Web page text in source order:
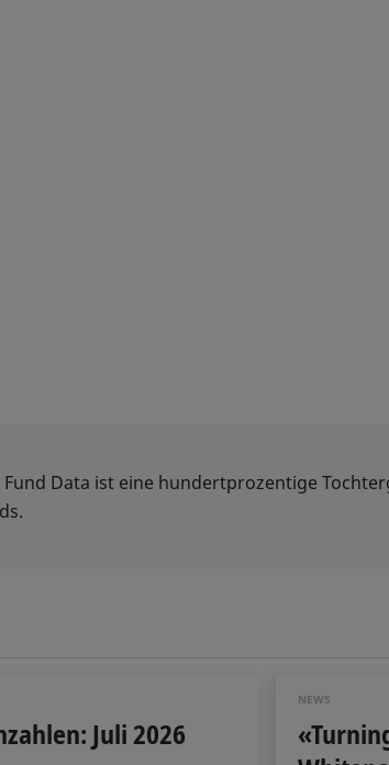
Fund Data ist eine hundertprozentige
Juli 2026
NEWS